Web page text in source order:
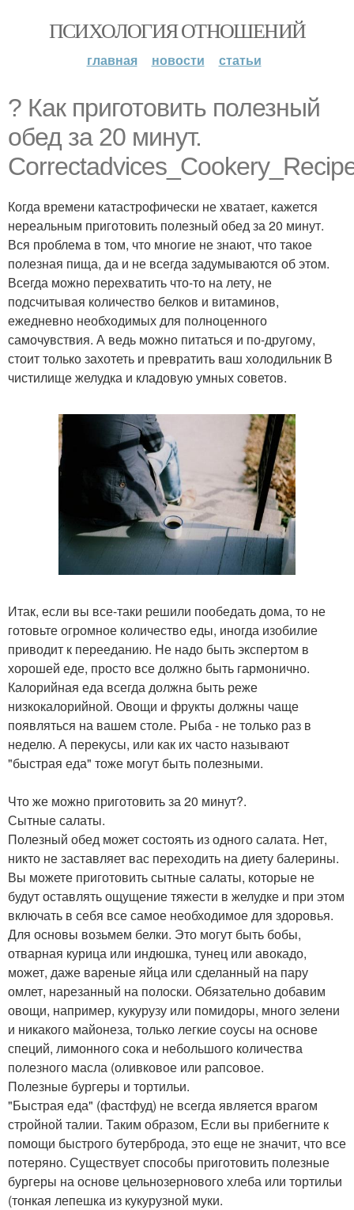
ПСИХОЛОГИЯ ОТНОШЕНИЙ
главная новости статьи
? Как приготовить полезный
обед за 20 минут.
Когда времени катастрофически не хватает, кажется
нереальным приготовить полезный обед за 20 минут.
Вся проблема в том, что многие не знают, что такое
полезная пища, да и не всегда задумываются об этом.
Всегда можно перехватить что-то на лету, не
подсчитывая количество белков и витаминов,
ежедневно необходимых для полноценного
самочувствия. А ведь можно питаться и по-другому,
стоит только захотеть и превратить ваш холодильник В
чистилище желудка и кладовую умных советов.
Итак, если вы все-таки решили пообедать дома, то не
готовьте огромное количество еды, иногда изобилие
приводит к перееданию. Не надо быть экспертом в
хорошей еде, просто все должно быть гармонично.
Калорийная еда всегда должна быть реже
низкокалорийной. Овощи и фрукты должны чаще
появляться на вашем столе. Рыба - не только раз в
неделю. А перекусы, или как их часто называют
"быстрая еда" тоже могут быть полезными.
Что же можно приготовить за 20 минут?.
Сытные салаты.
Полезный обед может состоять из одного салата. Нет,
никто не заставляет вас переходить на диету балерины.
Вы можете приготовить сытные салаты, которые не
будут оставлять ощущение тяжести в желудке и при этом
включать в себя все самое необходимое для здоровья.
Для основы возьмем белки. Это могут быть бобы,
отварная курица или индюшка, тунец или авокадо,
может, даже вареные яйца или сделанный на пару
омлет, нарезанный на полоски. Обязательно добавим
овощи, например, кукурузу или помидоры, много зелени
и никакого майонеза, только легкие соусы на основе
специй, лимонного сока и небольшого количества
полезного масла (оливковое или рапсовое.
Полезные бургеры и тортильи.
"Быстрая еда" (фастфуд) не всегда является врагом
стройной талии. Таким образом, Если вы прибегните к
помощи быстрого бутерброда, это еще не значит, что все
потеряно. Существует способы приготовить полезные
бургеры на основе цельнозернового хлеба или тортильи
(тонкая лепешка из кукурузной муки.